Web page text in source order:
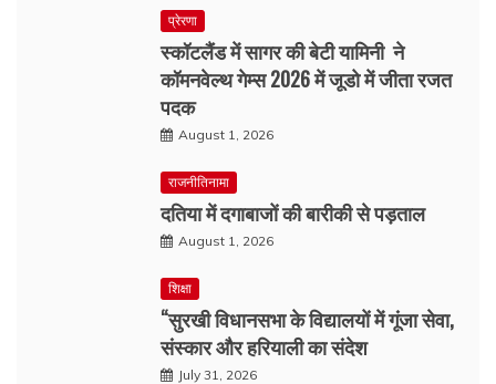
प्रेरणा
स्कॉटलैंड में सागर की बेटी यामिनी ने
कॉमनवेल्थ गेम्स 2026 में जूडो में जीता रजत
पदक
August 1, 2026
राजनीतिनामा
दतिया में दगाबाजों की बारीकी से पड़ताल
August 1, 2026
शिक्षा
“सुरखी विधानसभा के विद्यालयों में गूंजा सेवा,
संस्कार और हरियाली का संदेश
July 31, 2026